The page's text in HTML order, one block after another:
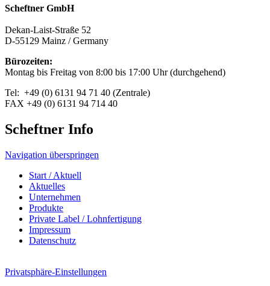
Scheftner GmbH
Dekan-Laist-Straße 52
D-55129 Mainz / Germany
Bürozeiten:
Montag bis Freitag von 8:00 bis 17:00 Uhr (durchgehend)
Tel: +49 (0) 6131 94 71 40 (Zentrale)
FAX +49 (0) 6131 94 714 40
Scheftner Info
Navigation überspringen
Start / Aktuell
Aktuelles
Unternehmen
Produkte
Private Label / Lohnfertigung
Impressum
Datenschutz
Privatsphäre-Einstellungen